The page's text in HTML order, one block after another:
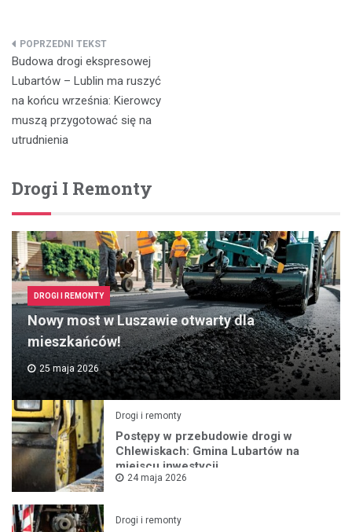
Nawigacja
wpisu
Budowa drogi ekspresowej
Lubartów – Lublin ma ruszyć
na końcu września: Kierowcy
muszą przygotować się na
utrudnienia
Drogi I Remonty
DROGI I REMONTY
Nowy most w Luszawie otwarty dla
mieszkańców!
25 maja 2026
Drogi i remonty
Postępy w przebudowie drogi w
Chlewiskach: Gmina Lubartów na
miejscu inwestycji
24 maja 2026
Drogi i remonty